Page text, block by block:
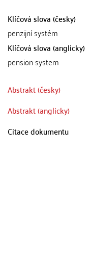
Klíčová slova (česky)
penzijní systém
Klíčová slova (anglicky)
pension system
Abstrakt (česky)
Abstrakt (anglicky)
Citace dokumentu